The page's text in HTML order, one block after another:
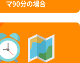
マ90分の場合